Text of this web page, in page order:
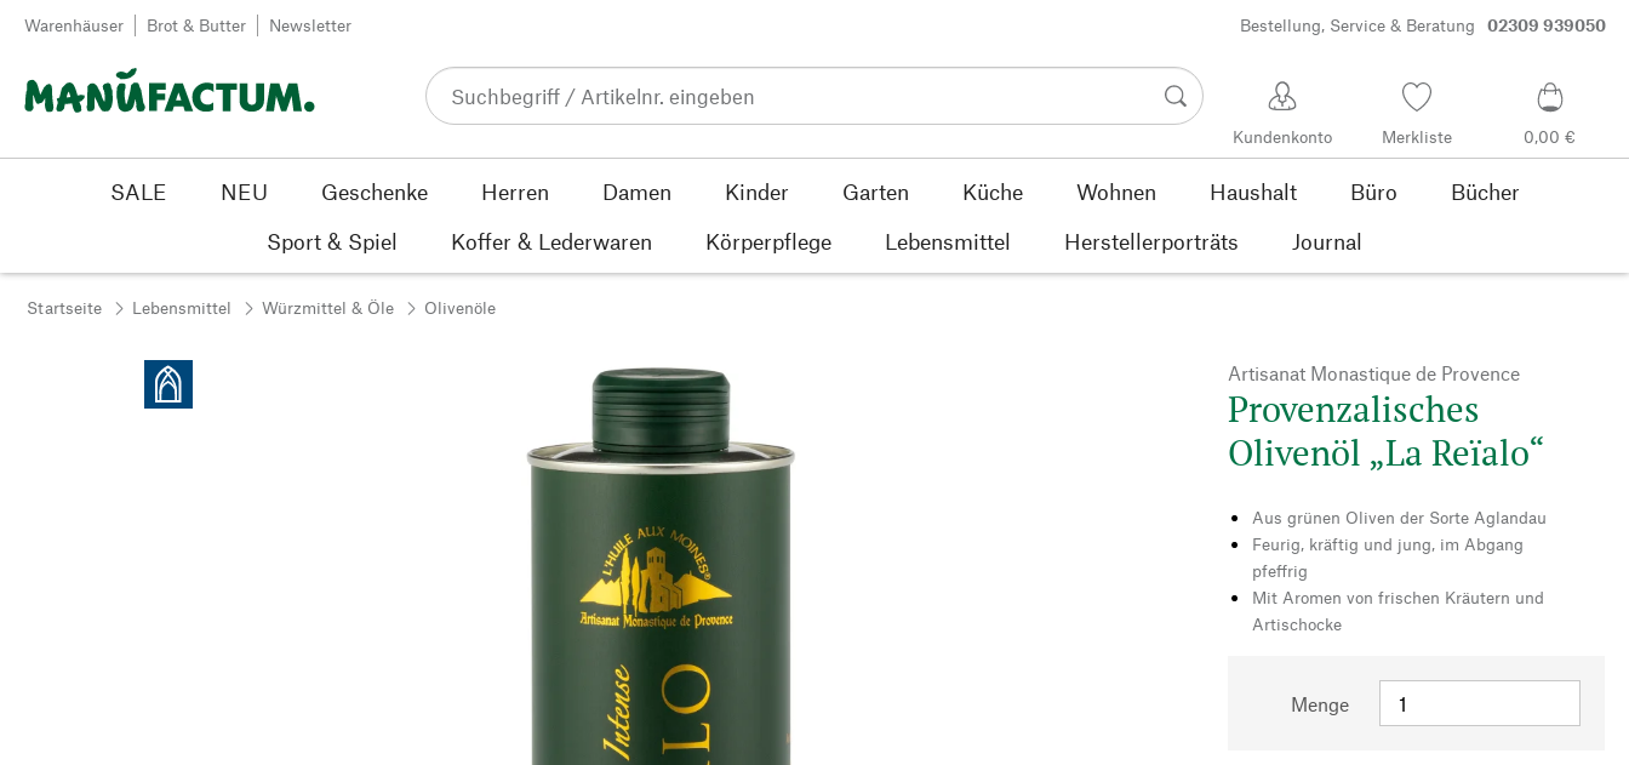
Zum Inhalt springen
Warenhäuser Brot & Butter Newsletter Bestellung, Service & Beratung 02309 939050
Kundenkonto Merkliste 0,00 €
SALE NEU Geschenke Herren Damen Kinder Garten Küche Wohnen Haushalt Büro
Bücher
Sport & Spiel
Koffer & Lederwaren Körperpflege Lebensmittel Herstellerporträts Journal
Startseite Lebensmittel Würzmittel & Öle Olivenöle
Artisanat Monastique de Provence
Provenzalisches
Olivenöl „La Reïalo“
Aus grünen Oliven der Sorte Aglandau
Feurig, kräftig und jung, im Abgang
pfeffrig
Mit Aromen von frischen Kräutern und
Artischocke
Menge